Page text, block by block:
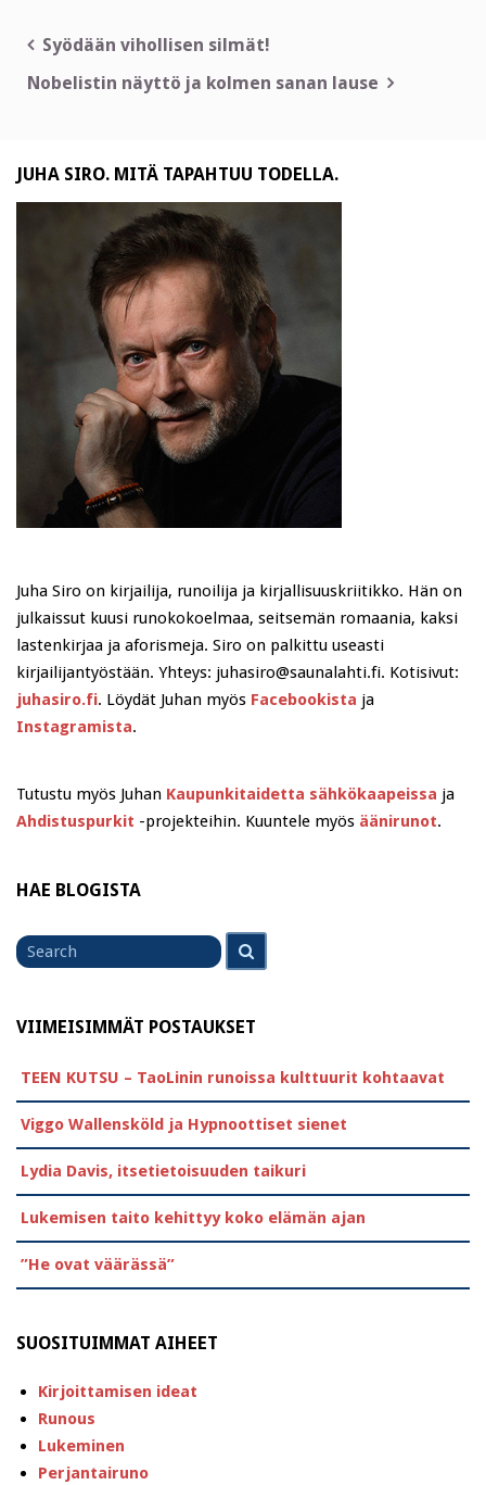
Artikkelien
selaus
Syödään vihollisen silmät!
Nobelistin näyttö ja kolmen sanan lause
JUHA SIRO. MITÄ TAPAHTUU TODELLA.
Juha Siro on kirjailija, runoilija ja kirjallisuuskriitikko. Hän on
julkaissut kuusi runokokoelmaa, seitsemän romaania, kaksi
lastenkirjaa ja aforismeja. Siro on palkittu useasti
kirjailijantyöstään. Yhteys: juhasiro@saunalahti.fi. Kotisivut:
juhasiro.fi. Löydät Juhan myös Facebookista ja
Instagramista.
Tutustu myös Juhan Kaupunkitaidetta sähkökaapeissa ja
Ahdistuspurkit -projekteihin. Kuuntele myös äänirunot.
HAE BLOGISTA
for
VIIMEISIMMÄT POSTAUKSET
TEEN KUTSU – TaoLinin runoissa kulttuurit kohtaavat
Viggo Wallensköld ja Hypnoottiset sienet
Lydia Davis, itsetietoisuuden taikuri
Lukemisen taito kehittyy koko elämän ajan
”He ovat väärässä”
SUOSITUIMMAT AIHEET
Kirjoittamisen ideat
Runous
Lukeminen
Perjantairuno